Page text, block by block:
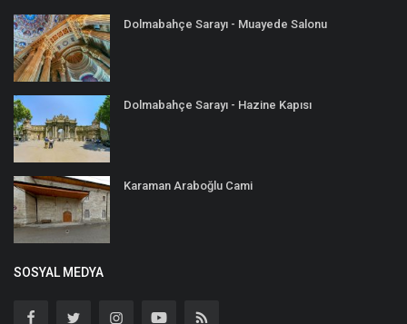
Dolmabahçe Sarayı - Muayede Salonu
Dolmabahçe Sarayı - Hazine Kapısı
Karaman Araboğlu Cami
SOSYAL MEDYA